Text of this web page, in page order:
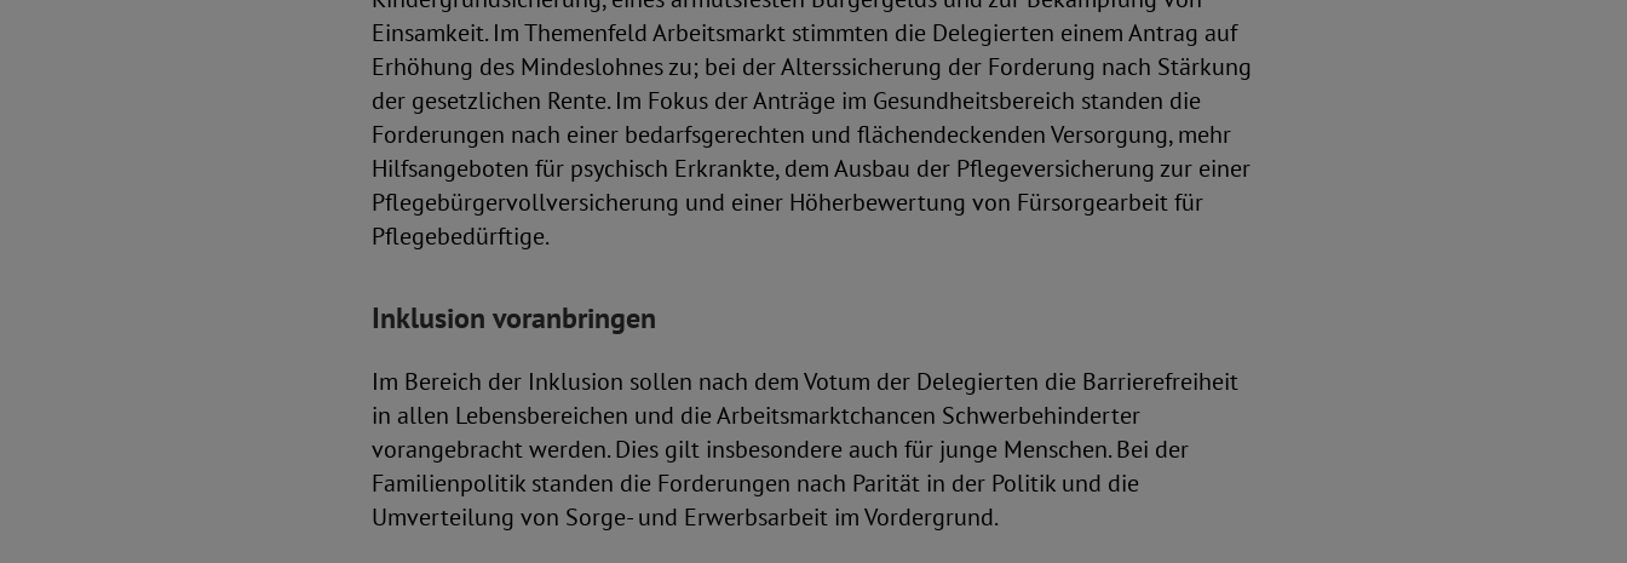
Einsamkeit. Im Themenfeld Arbeitsmarkt stimmten die Delegierten einem Antrag auf
Erhöhung des Mindeslohnes zu; bei der Alterssicherung der Forderung nach Stärkung
der gesetzlichen Rente. Im Fokus der Anträge im Gesundheitsbereich standen die
Forderungen nach einer bedarfsgerechten und flächendeckenden Versorgung, mehr
Hilfsangeboten für psychisch Erkrankte, dem Ausbau der Pflegeversicherung zur einer
Pflegebürgervollversicherung und einer Höherbewertung von Fürsorgearbeit für
Pflegebedürftige.
Inklusion voranbringen
Im Bereich der Inklusion sollen nach dem Votum der Delegierten die Barrierefreiheit
in allen Lebensbereichen und die Arbeitsmarktchancen Schwerbehinderter
vorangebracht werden. Dies gilt insbesondere auch für junge Menschen. Bei der
Familienpolitik standen die Forderungen nach Parität in der Politik und die
Umverteilung von Sorge- und Erwerbsarbeit im Vordergrund.